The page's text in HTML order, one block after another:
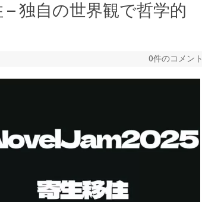
独自の世界観で哲学的
0件のコメント